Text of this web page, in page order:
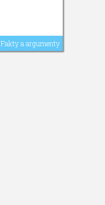
Fakty a argumenty